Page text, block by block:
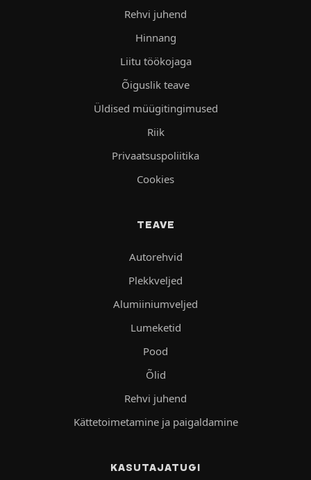
Rehvi juhend
Hinnang
Liitu töökojaga
Õiguslik teave
Üldised müügitingimused
Riik
Privaatsuspoliitika
Cookies
TEAVE
Autorehvid
Plekkveljed
Alumiiniumveljed
Lumeketid
Pood
Õlid
Rehvi juhend
Kättetoimetamine ja paigaldamine
KASUTAJATUGI